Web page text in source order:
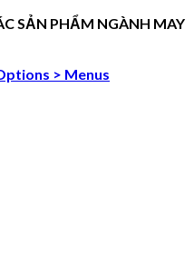
SẢN PHẨM NGÀNH MAY
> Menus